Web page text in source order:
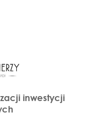
inwestycji